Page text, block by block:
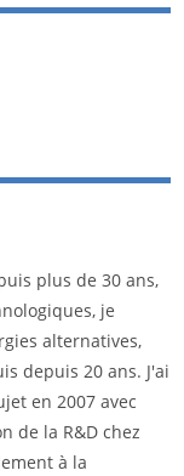
plus de 30 ans,
je
alternatives,
depuis 20 ans. J'ai
en 2007 avec
de la R&D chez
à la